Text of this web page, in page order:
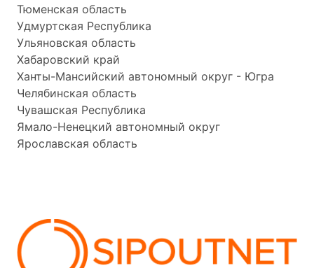
Тюменская область
Удмуртская Республика
Ульяновская область
Хабаровский край
Ханты-Мансийский автономный округ - Югра
Челябинская область
Чувашская Республика
Ямало-Ненецкий автономный округ
Ярославская область